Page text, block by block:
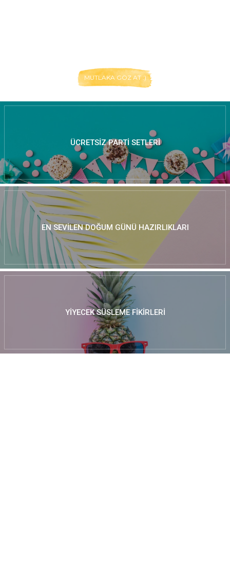
MUTLAKA GÖZ AT :)
ÜCRETSIZ PARTI SETLERI
EN SEVILEN DOĞUM GÜNÜ HAZIRLIKLARI
YIYECEK SÜSLEME FIKIRLERI